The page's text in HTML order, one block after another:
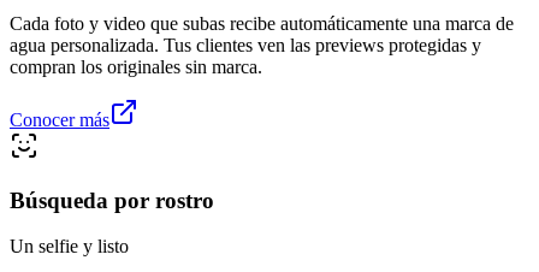
Cada foto y video que subas recibe automáticamente una marca de
agua personalizada. Tus clientes ven las previews protegidas y
compran los originales sin marca.
Conocer más
Búsqueda por rostro
Un selfie y listo